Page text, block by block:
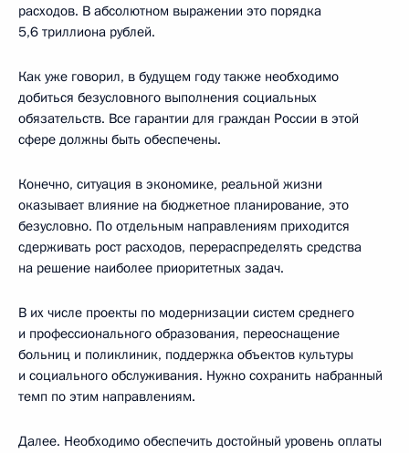
расходов. В абсолютном выражении это порядка
5,6 триллиона рублей.
Как уже говорил, в будущем году также необходимо
добиться безусловного выполнения социальных
обязательств. Все гарантии для граждан России в этой
сфере должны быть обеспечены.
Конечно, ситуация в экономике, реальной жизни
оказывает влияние на бюджетное планирование, это
безусловно. По отдельным направлениям приходится
сдерживать рост расходов, перераспределять средства
на решение наиболее приоритетных задач.
В их числе проекты по модернизации систем среднего
и профессионального образования, переоснащение
больниц и поликлиник, поддержка объектов культуры
и социального обслуживания. Нужно сохранить набранный
темп по этим направлениям.
Далее. Необходимо обеспечить достойный уровень оплаты